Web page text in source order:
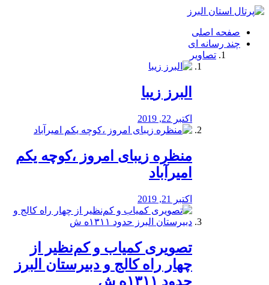
فصد
شرق
تهران
خشکشویی
صفحه اصلی
چند رسانه ای
تصاویر
البرز زیبا
اکتبر 22, 2019
منظره‌‌ زیبای امروز ،کوچه یکم
امیرآباد
اکتبر 21, 2019
️تصویری کمیاب و کم‌نظیر از
چهار راه كالج و دبيرستان البرز
حدود ۱۳۱۱ه ش